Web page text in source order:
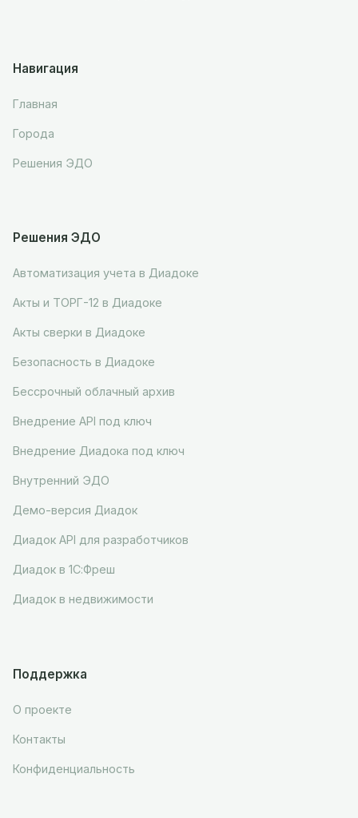
Навигация
Главная
Города
Решения ЭДО
Решения ЭДО
Автоматизация учета в Диадоке
Акты и ТОРГ-12 в Диадоке
Акты сверки в Диадоке
Безопасность в Диадоке
Бессрочный облачный архив
Внедрение API под ключ
Внедрение Диадока под ключ
Внутренний ЭДО
Демо-версия Диадок
Диадок API для разработчиков
Диадок в 1С:Фреш
Диадок в недвижимости
Поддержка
О проекте
Контакты
Конфиденциальность